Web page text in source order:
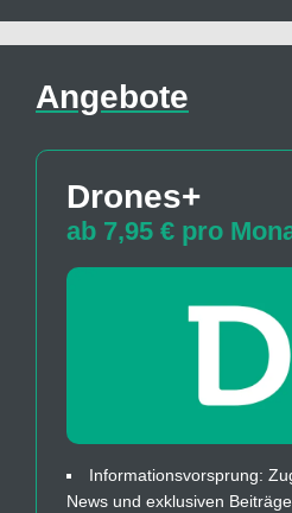
Angebote
Drones+
ab 7,95 € pro
Informationsvorsprung:
News und exklusiven